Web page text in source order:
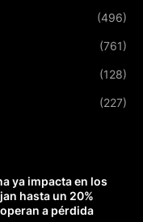
(496)
(761)
(128)
(227)
ya impacta en los
hasta un 20%
a pérdida